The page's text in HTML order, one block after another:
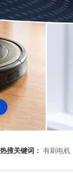
热搜关键词： 有刷电机